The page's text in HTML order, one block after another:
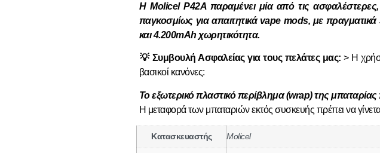
Η Molicel P42A παραμένει μία από τις
παγκοσμίως για απαιτητικά vape mods, με
και 4.200mAh χωρητικότητα.
💡 Συμβουλή Ασφαλείας για τους πελάτες μας: > Η
βασικοί κανόνες:
​Το εξωτερικό πλαστικό περίβλημα (wrap) της
​Η μεταφορά των μπαταριών εκτός συσκευής πρέπει να
Κατασκευαστής Molicel